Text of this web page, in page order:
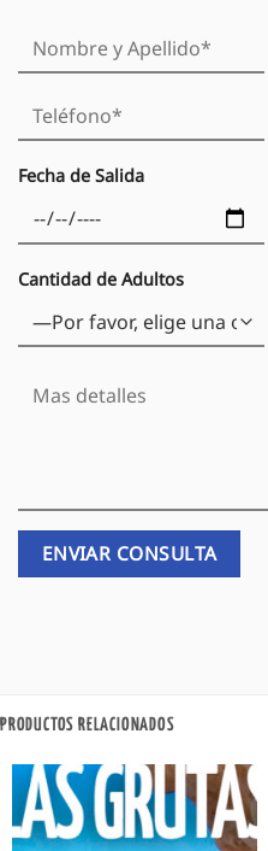
Fecha de Salida
Cantidad de Adultos
PRODUCTOS RELACIONADOS